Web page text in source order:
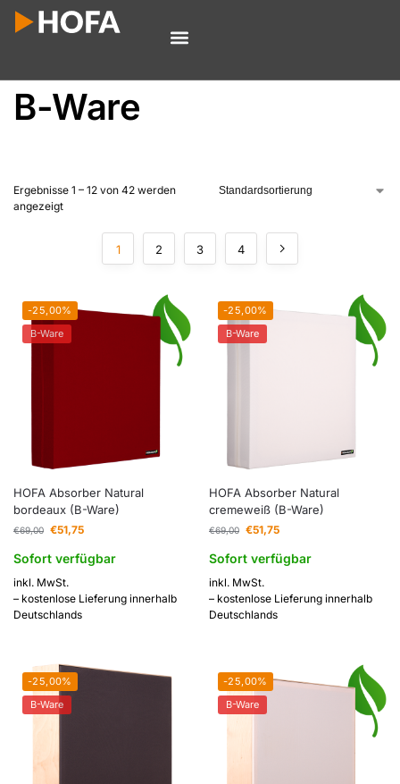
B-Ware
Ergebnisse 1 – 12 von 42 werden
angezeigt
1 2 3 4
-25,00%
B-Ware
HOFA Absorber Natural
bordeaux (B-Ware)
€69,00 €51,75
Sofort verfügbar
inkl. MwSt.
– kostenlose Lieferung innerhalb
Deutschlands
-25,00%
B-Ware
HOFA Absorber Natural
cremeweiß (B-Ware)
€69,00 €51,75
Sofort verfügbar
inkl. MwSt.
– kostenlose Lieferung innerhalb
Deutschlands
-25,00%
B-Ware
-25,00%
B-Ware